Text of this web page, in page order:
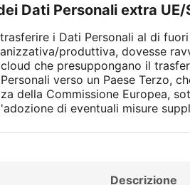
Dati Personali extra UE/
i Dati Personali al di
produttiva, dovesse
che presuppongano il
verso un Paese Terzo,
della Commissione Europea,
di eventuali misure
Descrizione